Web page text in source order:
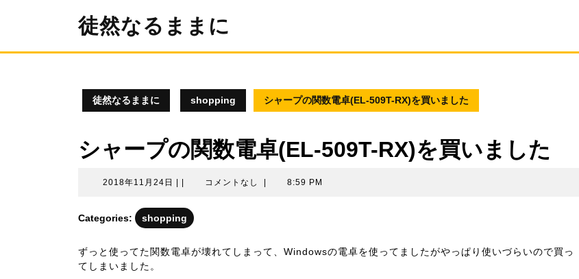
ン
徒然なるままに
徒然なるままに shopping シャープの関数電卓(EL-509T-RX)を買いました
シャープの関数電卓(EL-509T-RX)を買いました
2018年11月24日
2018
月
日
コメントなし 8:59 PM
Categories: shopping
ずっと使ってた関数電卓が壊れてしまって、Windowsの電卓を使ってましたがやっぱり使いづらいので買っ
てしまいました。